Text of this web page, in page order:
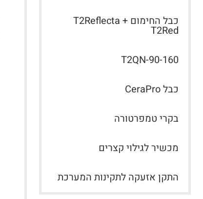
כבל החימום T2Reflecta +
T2Red
T2QN-90-160
כבל CeraPro
בקרי טמפרטורה
מכשיר לגילוי קצרים
התקן אזעקה לתקינות המערכת